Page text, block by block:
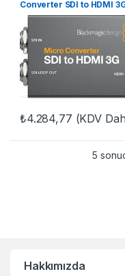
Converter SDI to HDMI
₺4.284,77 (KDV
5
Hakkımızda